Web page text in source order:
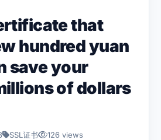
that
hundred yuan
save your
of dollars
SSL证书 126 views